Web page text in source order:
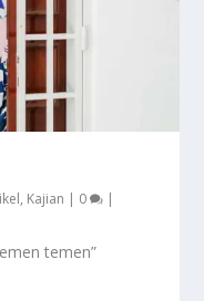
, Kajian 0
temen”